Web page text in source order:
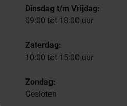
Dinsdag t/m Vrijdag:
09:00 tot 18:00 uur
Zaterdag:
10:00 tot 15:00 uur
Zondag:
Gesloten